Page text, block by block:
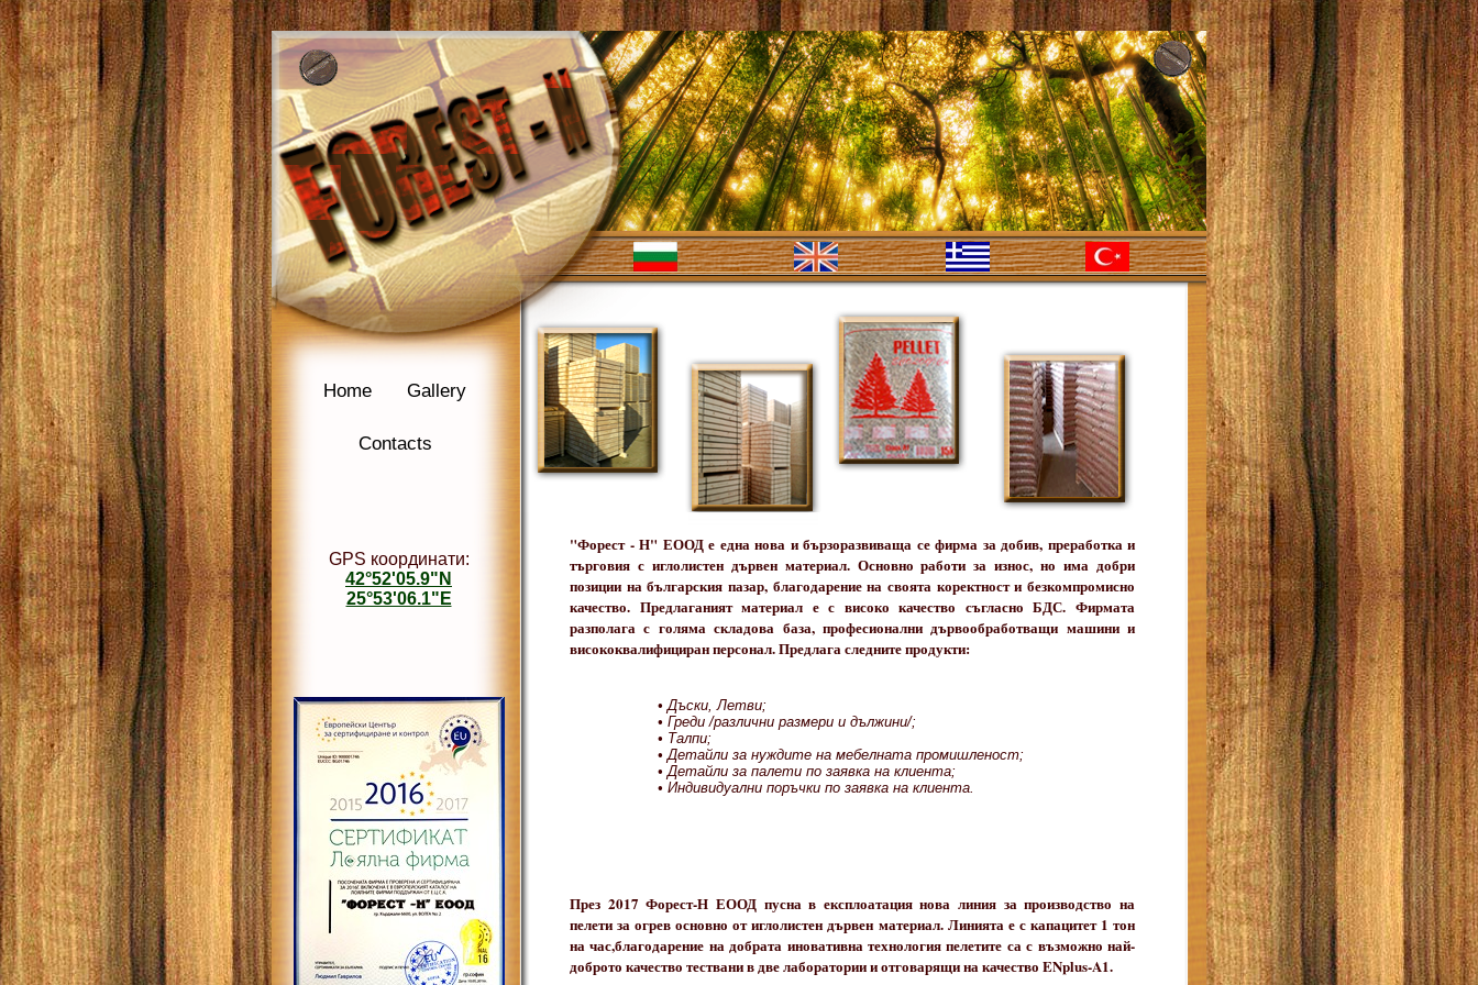
Home Gallery
Contacts
GPS координати:
42°52'05.9"N
25°53'06.1"E
"Форест - Н" ЕООД е една нова и бързоразвиваща се фирма за добив, преработка и
търговия с иглолистен дървен материал. Основно работи за износ, но има добри
позиции на българския пазар, благодарение на своята коректност и безкомпромисно
качество. Предлаганият материал е с високо качество съгласно БДС. Фирмата
разполага с голяма складова база, професионални дървообработващи машини и
висококвалифициран персонал. Предлага следните продукти:
• Дъски, Летви;
• Греди /различни размери и дължини/;
• Талпи;
• Детайли за нуждите на мебелната промишленост;
• Детайли за палети по заявка на клиента;
• Индивидуални поръчки по заявка на клиента.
През 2017 Форест-Н ЕООД пусна в експлоатация нова линия за производство на
пелети за огрев основно от иглолистен дървен материал. Линията е с капацитет 1 тон
на час,благодарение на добрата иновативна технология пелетите са с възможно най-
доброто качество тествани в две лаборатории и отговарящи на качество ENplus-A1.